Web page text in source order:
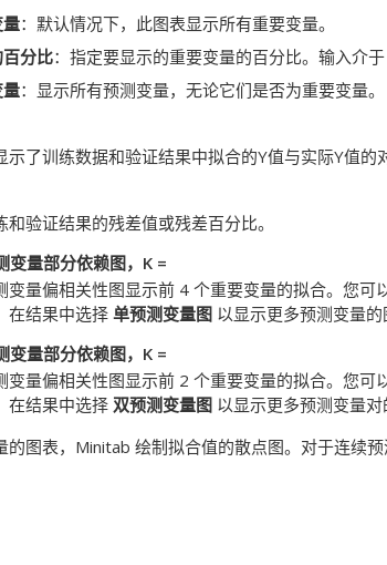
：默认情况下，此图表显示所有重要变量。
分比：指定要显示的重要变量的百分比。输入介
：显示所有预测变量，无论它们是否为重要变量。
了训练数据和验证结果中拟合的Y值与实际Y值的
验证结果的残差值或残差百分比。
变量部分依赖图，K =
变量偏相关性图显示前 4 个重要变量的拟合。您可
在结果中选择 单预测变量图 以显示更多预测变量的
变量部分依赖图，K =
变量偏相关性图显示前 2 个重要变量的拟合。您可
在结果中选择 双预测变量图 以显示更多预测变量对
的图表，Minitab 绘制拟合值的散点图。对于连续